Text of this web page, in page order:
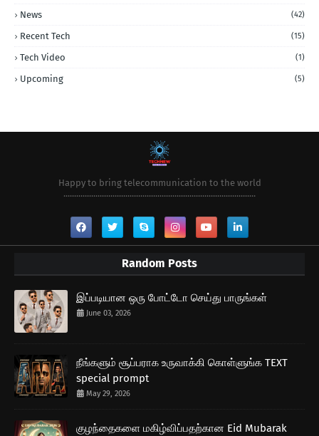
News (42)
Recent Tech (15)
Tech Video (1)
Upcoming (5)
Happy to bring telecommunication to the world
..........................................................................................
Random Posts
இப்படியான ஒரு போட்டோ செய்து பாருங்கள்
June 03, 2026
நீங்களும் சூப்பராக உருவாக்கி கொள்ளுங்க TEXT
special prompt
May 29, 2026
குழந்தைகளை மகிழ்விப்பதற்கான Eid Mubarak